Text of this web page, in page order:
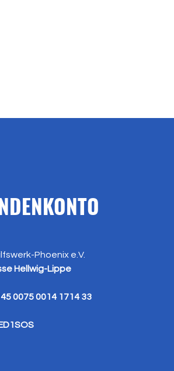
Phoenix e.V.
Hellwig-Lippe
0075 0014 1714 33